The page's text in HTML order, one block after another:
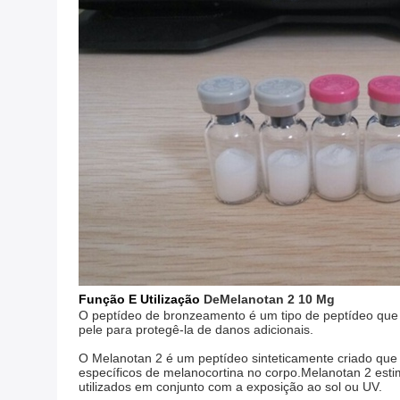
Função E Utilização DeMelanotan 2 10 Mg
O peptídeo de bronzeamento é um tipo de peptídeo
pele para protegê-la de danos adicionais.
O Melanotan 2 é um peptídeo sinteticamente criado
específicos de melanocortina no corpo.Melanotan 2
utilizados em conjunto com a exposição ao sol ou UV.